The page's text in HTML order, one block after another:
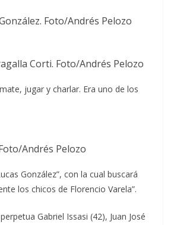
Foto/Andrés Pelozo
Corti. Foto/Andrés Pelozo
jugar y charlar. Era uno de los
Andrés Pelozo
González”, con la cual buscará
los chicos de Florencio Varela”.
Gabriel Issasi (42), Juan José